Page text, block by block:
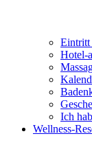
Eintritt
Hotel-
Ich
Wellness-